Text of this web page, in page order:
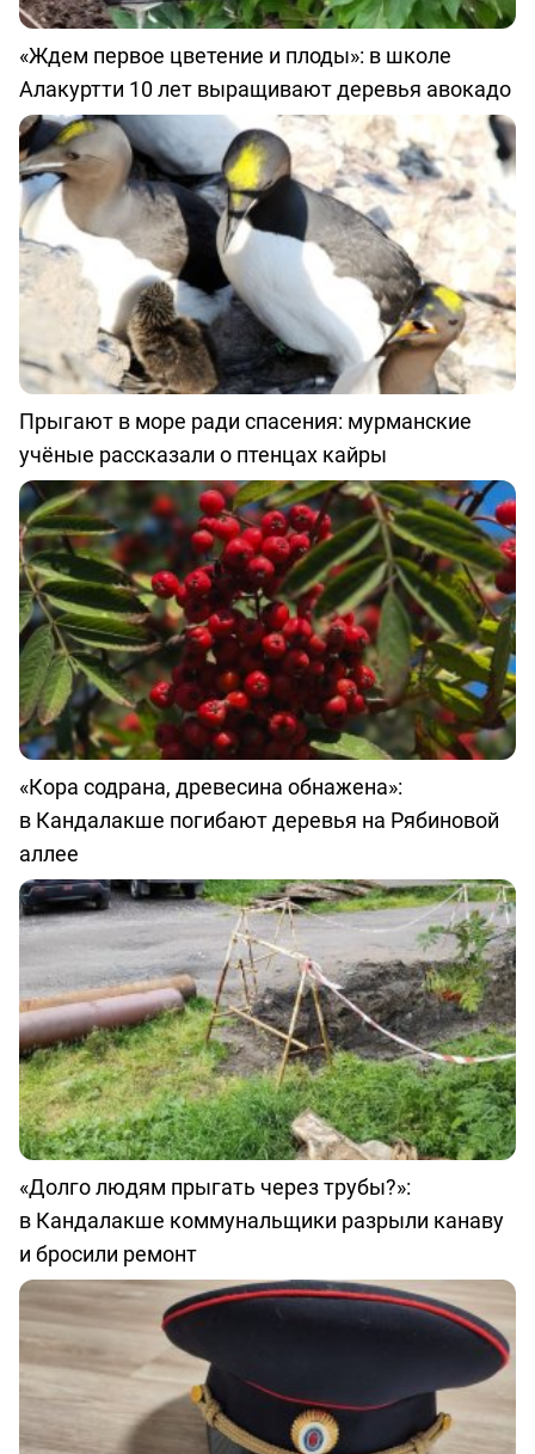
«Ждем первое цветение и плоды»: в школе
Алакуртти 10 лет выращивают деревья авокадо
Прыгают в море ради спасения: мурманские
учёные рассказали о птенцах кайры
«Кора содрана, древесина обнажена»:
в Кандалакше погибают деревья на Рябиновой
аллее
«Долго людям прыгать через трубы?»:
в Кандалакше коммунальщики разрыли канаву
и бросили ремонт